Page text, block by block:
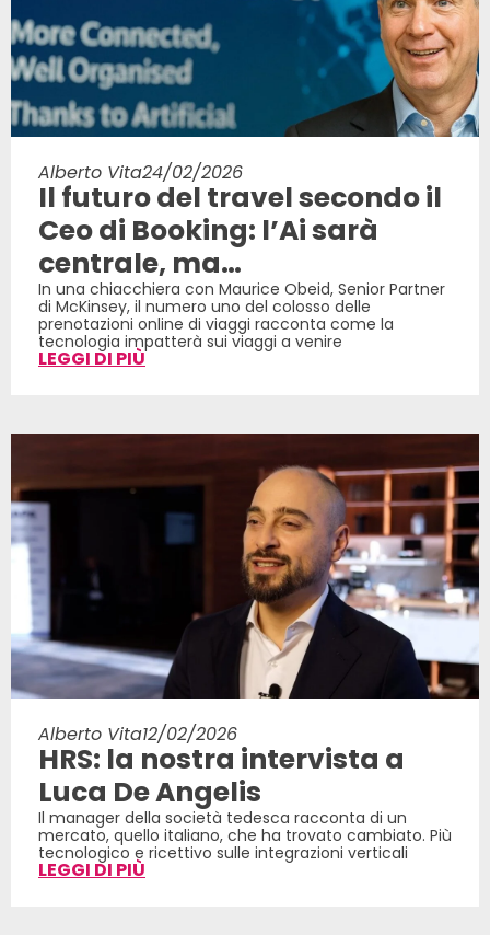
Alberto Vita24/02/2026
Il futuro del travel secondo il
Ceo di Booking: l’Ai sarà
centrale, ma…
In una chiacchiera con Maurice Obeid, Senior Partner
di McKinsey, il numero uno del colosso delle
prenotazioni online di viaggi racconta come la
tecnologia impatterà sui viaggi a venire
LEGGI DI PIÙ
Alberto Vita12/02/2026
HRS: la nostra intervista a
Luca De Angelis
Il manager della società tedesca racconta di un
mercato, quello italiano, che ha trovato cambiato. Più
tecnologico e ricettivo sulle integrazioni verticali
LEGGI DI PIÙ